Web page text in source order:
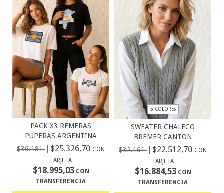
PACK X3 REMERAS
PUPERAS ARGENTINA
$36.181
$25.326,70 CON
TARJETA
$18.995,03CON
TRANSFERENCIA
5 COLORES
SWEATER CHALECO
BREMER CANTON
$32.161
$22.512,70 CON
TARJETA
$16.884,53CON
TRANSFERENCIA